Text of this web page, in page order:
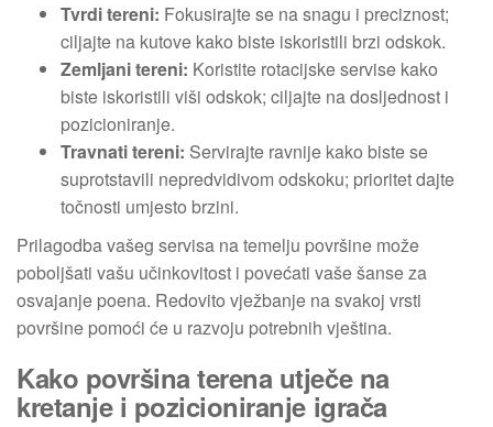
Tvrdi tereni: Fokusirajte se na snagu i preciznost;
ciljajte na kutove kako biste iskoristili brzi odskok.
Zemljani tereni: Koristite rotacijske servise kako
biste iskoristili viši odskok; ciljajte na dosljednost i
pozicioniranje.
Travnati tereni: Servirajte ravnije kako biste se
suprotstavili nepredvidivom odskoku; prioritet dajte
točnosti umjesto brzini.
Prilagodba vašeg servisa na temelju površine može
poboljšati vašu učinkovitost i povećati vaše šanse za
osvajanje poena. Redovito vježbanje na svakoj vrsti
površine pomoći će u razvoju potrebnih vještina.
Kako površina terena utječe na
kretanje i pozicioniranje igrača